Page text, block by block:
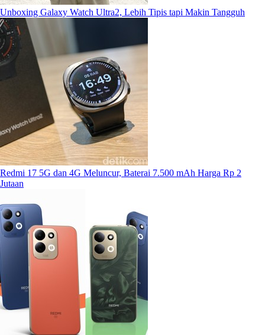
Unboxing Galaxy Watch Ultra2, Lebih Tipis tapi Makin Tangguh
Redmi 17 5G dan 4G Meluncur, Baterai 7.500 mAh Harga Rp 2
Jutaan